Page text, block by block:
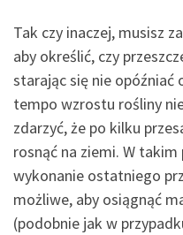
Tak czy inaczej, musisz
aby określić, czy
starając się nie
tempo wzrostu rośliny
zdarzyć, że po kilku
rosnąć na ziemi. W
wykonanie ostatniego
możliwe, aby osiągnąć
(podobnie jak w